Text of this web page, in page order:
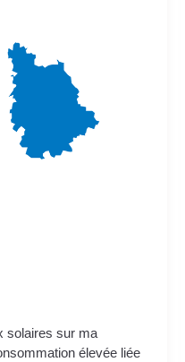
solaires sur ma
élevée liée